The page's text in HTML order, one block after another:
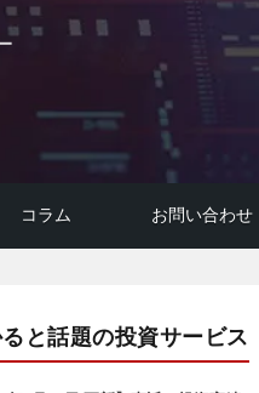
コラム お問い合わせ
と話題の投資サービス